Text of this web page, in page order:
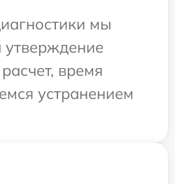
мы
утверждение
время
устранением